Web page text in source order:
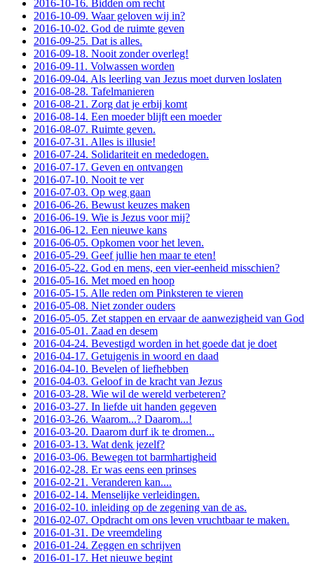
2016-10-16. Bidden om recht
2016-10-09. Waar geloven wij in?
2016-10-02. God de ruimte geven
2016-09-25. Dat is alles.
2016-09-18. Nooit zonder overleg!
2016-09-11. Volwassen worden
2016-09-04. Als leerling van Jezus moet durven loslaten
2016-08-28. Tafelmanieren
2016-08-21. Zorg dat je erbij komt
2016-08-14. Een moeder blijft een moeder
2016-08-07. Ruimte geven.
2016-07-31. Alles is illusie!
2016-07-24. Solidariteit en mededogen.
2016-07-17. Geven en ontvangen
2016-07-10. Nooit te ver
2016-07-03. Op weg gaan
2016-06-26. Bewust keuzes maken
2016-06-19. Wie is Jezus voor mij?
2016-06-12. Een nieuwe kans
2016-06-05. Opkomen voor het leven.
2016-05-29. Geef jullie hen maar te eten!
2016-05-22. God en mens, een vier-eenheid misschien?
2016-05-16. Met moed en hoop
2016-05-15. Alle reden om Pinksteren te vieren
2016-05-08. Niet zonder ouders
2016-05-05. Zet stappen en ervaar de aanwezigheid van God
2016-05-01. Zaad en desem
2016-04-24. Bevestigd worden in het goede dat je doet
2016-04-17. Getuigenis in woord en daad
2016-04-10. Bevelen of liefhebben
2016-04-03. Geloof in de kracht van Jezus
2016-03-28. Wie wil de wereld verbeteren?
2016-03-27. In liefde uit handen gegeven
2016-03-26. Waarom...? Daarom...!
2016-03-20. Daarom durf ik te dromen...
2016-03-13. Wat denk jezelf?
2016-03-06. Bewegen tot barmhartigheid
2016-02-28. Er was eens een prinses
2016-02-21. Veranderen kan....
2016-02-14. Menselijke verleidingen.
2016-02-10. inleiding op de zegening van de as.
2016-02-07. Opdracht om ons leven vruchtbaar te maken.
2016-01-31. De vreemdeling
2016-01-24. Zeggen en schrijven
2016-01-17. Het nieuwe begint